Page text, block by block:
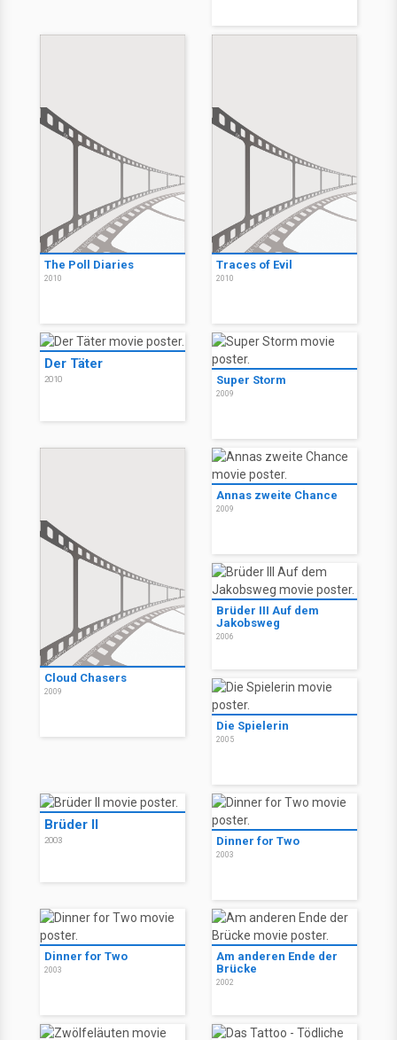
The Poll Diaries
2010
Traces of Evil
2010
Der Täter
2010 Super Storm
2009
Cloud Chasers
2009
Annas zweite Chance
2009
Brüder III Auf dem
Jakobsweg
2006
Die Spielerin
2005
Brüder II
2003 Dinner for Two
2003
Dinner for Two
2003
Am anderen Ende der
Brücke
2002